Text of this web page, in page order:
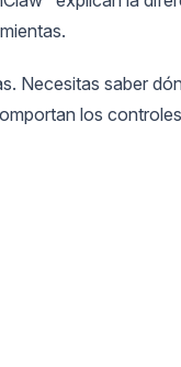
Necesitas saber
los